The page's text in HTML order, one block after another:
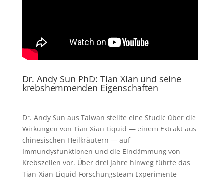
Dr. Andy Sun PhD: Tian Xian und seine
krebshemmenden Eigenschaften
Dr. Andy Sun aus Taiwan stellte eine Studie über die
Wirkungen von Tian Xian Liquid — einem Extrakt aus
chinesischen Heilkräutern — auf
Immundysfunktionen und die Eindämmung von
Krebszellen vor. Über drei Jahre hinweg führte das
Tian-Xian-Liquid-Forschungsteam Experimente